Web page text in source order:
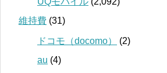
維持費 (31)
ドコモ（docomo）
(2)
au (4)